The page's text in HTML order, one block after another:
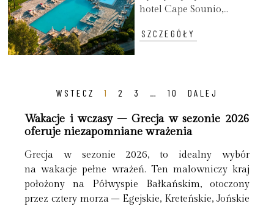
hotel Cape Sounio,...
SZCZEGÓŁY
WSTECZ 1 2 3 10 DALEJ
Wakacje i wczasy – Grecja w sezonie 2026
oferuje niezapomniane wrażenia
Grecja w sezonie 2026, to idealny wybór
na wakacje pełne wrażeń. Ten malowniczy kraj
położony na Półwyspie Bałkańskim, otoczony
przez cztery morza – Egejskie, Kreteńskie, Jońskie